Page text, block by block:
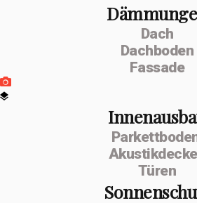
Dach
Dachboden
Fassade
Türen